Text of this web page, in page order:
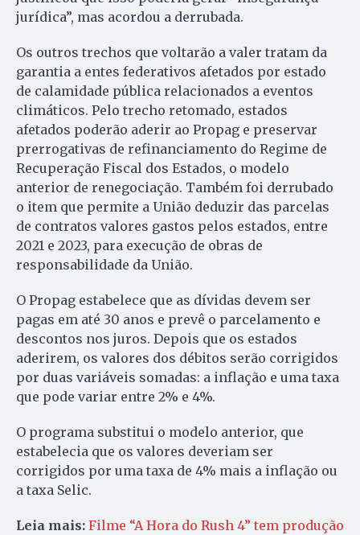
jurídica”, mas acordou a derrubada.
Os outros trechos que voltarão a valer tratam da
garantia a entes federativos afetados por estado
de calamidade pública relacionados a eventos
climáticos. Pelo trecho retomado, estados
afetados poderão aderir ao Propag e preservar
prerrogativas de refinanciamento do Regime de
Recuperação Fiscal dos Estados, o modelo
anterior de renegociação. Também foi derrubado
o item que permite a União deduzir das parcelas
de contratos valores gastos pelos estados, entre
2021 e 2023, para execução de obras de
responsabilidade da União.
O Propag estabelece que as dívidas devem ser
pagas em até 30 anos e prevê o parcelamento e
descontos nos juros. Depois que os estados
aderirem, os valores dos débitos serão corrigidos
por duas variáveis somadas: a inflação e uma taxa
que pode variar entre 2% e 4%.
O programa substitui o modelo anterior, que
estabelecia que os valores deveriam ser
corrigidos por uma taxa de 4% mais a inflação ou
a taxa Selic.
Leia mais: Filme “A Hora do Rush 4” tem produção